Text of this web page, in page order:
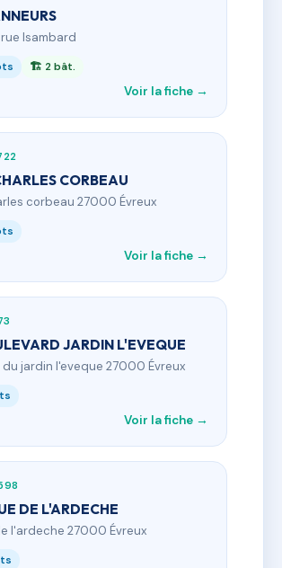
rue Isambard
🏗 2 bât.
Voir la fiche →
CORBEAU
corbeau 27000 Évreux
Voir la fiche →
JARDIN L'EVEQUE
du jardin l'eveque 27000 Évreux
Voir la fiche →
DE L'ARDECHE
l'ardeche 27000 Évreux